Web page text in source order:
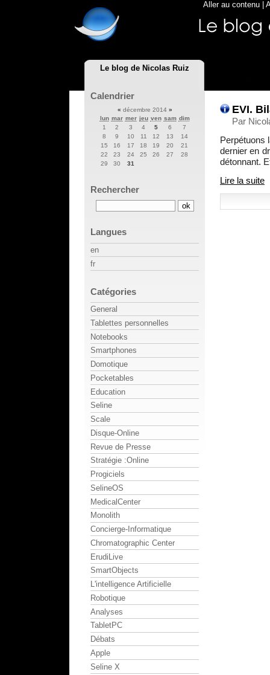
Le blog de Nicolas Ruiz
Aller au contenu
EVI.
Par
Perpétuons
dernier en
détonnant.
Lire la suite
Calendrier
« décembre 2014 »
lun mar mer jeu ven sam dim
1
2 3 4 5 6
7
8
9 10 11 12 13
14
15
16 17 18 19 20
21
22
23 24 25 26 27
28
29
30 31
Rechercher
Langues
en
fr
Catégories
General
Tablettes personnelles
Notebooks
Smartphones
Domotique
Pocketables
Education
Seline
Scale
Disque-Online
Revue de Presse
Stratégie :Online
Progiciels
SelineOS
MedicalCenter
Monolith
Concierge-Informatique
Chromatographic Center
ErudiLive
SmartObjects
L'intelligence Artificielle
Robotique
Analyses
TabletPC
Débats
Apple
Seline X